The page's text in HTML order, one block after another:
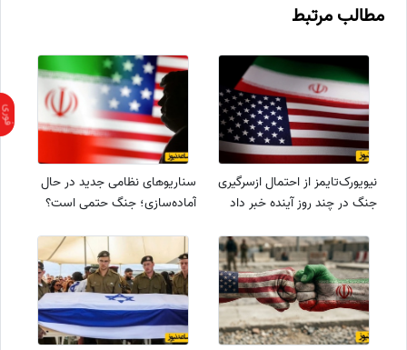
مطالب مرتبط
نیویورک‌تایمز از احتمال ازسرگیری
جنگ در چند روز آینده خبر داد
سناریوهای نظامی جدید در حال
آماده‌سازی؛ جنگ حتمی است؟